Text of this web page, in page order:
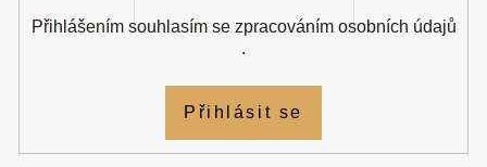
Přihlášením souhlasím se zpracováním osobních údajů
.
Přihlásit se